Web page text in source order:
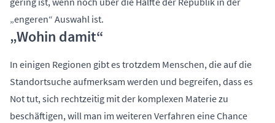
„engeren“ Auswahl ist.
„Wohin damit“
In einigen Regionen gibt es trotzdem Menschen, die auf die
Standortsuche aufmerksam werden und begreifen, dass es
Not tut, sich rechtzeitig mit der komplexen Materie zu
beschäftigen, will man im weiteren Verfahren eine Chance